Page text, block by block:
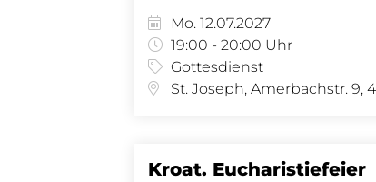
Mo. 12.07.2027
19:00 - 20:00 Uhr
Gottesdienst
Kroat. Eucharistiefeier